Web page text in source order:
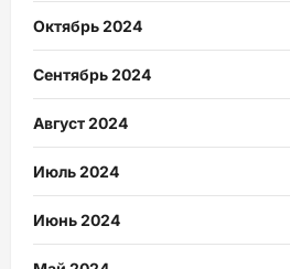
Октябрь 2024
Сентябрь 2024
Август 2024
Июль 2024
Июнь 2024